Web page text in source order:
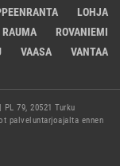
LOHJA
RAUMA
ROVANIEMI
VAASA VANTAA
79, 20521 Turku
palveluntarjoajalta ennen